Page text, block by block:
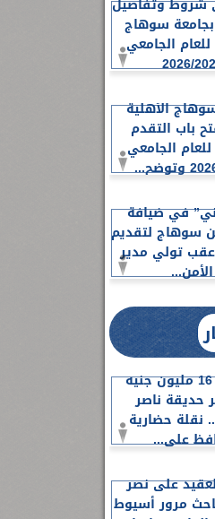
شروط وتفاصيل
سوهاج
للعام الجامعي
2026/
الأهلية
باب التقدم
الجامعي
في ضيافة
سوهاج لتقديم
عقب تولي مدير
الأمن...
ميزانية 16 مليون جنيه
حديقة ناصر
نقلة حضارية
على...
على نصر
مرور أسيوط